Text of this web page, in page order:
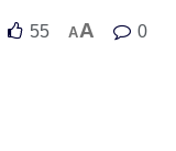
55 AA 0